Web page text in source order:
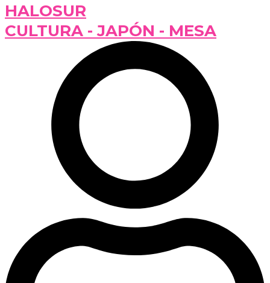
HALOSUR
CULTURA - JAPÓN - MESA